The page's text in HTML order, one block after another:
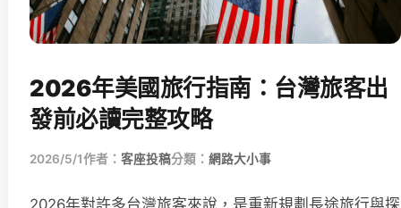
2026年美國旅行指南：台灣旅客出
發前必讀完整攻略
2026/5/1作者： 客座投稿分類： 網路大小事